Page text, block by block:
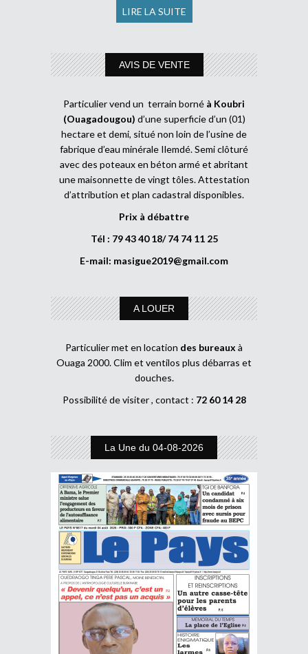
LIRE LA SUITE
AVIS DE VENTE
Particulier vend un terrain borné à Koubri
(Ouagadougou) d’une superficie d’un (01)
hectare et demi, situé non loin de l’usine de
fabrique d’eau minérale Ilemdé. Semi clôturé
avec des poteaux en béton armé et abritant
une maisonnette de vingt tôles. Attestation
d’attribution et plan cadastral disponibles.
Prix à débattre
Tél : 79 43 40 18/ 74 74 11 25
E-mail: masigue2019@gmail.com
A LOUER
Particulier met en location des bureaux à
Ouaga 2000. Clim et ventilos plus débarras et
douches.
Possibilité de visiter , contact : 72 60 14 28
La Une du 04-08-2026